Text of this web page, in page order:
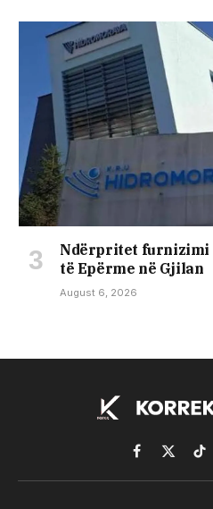
Ndërpritet furnizimi
të Epërme në Gjilan
August 6, 2026
Facebook
X